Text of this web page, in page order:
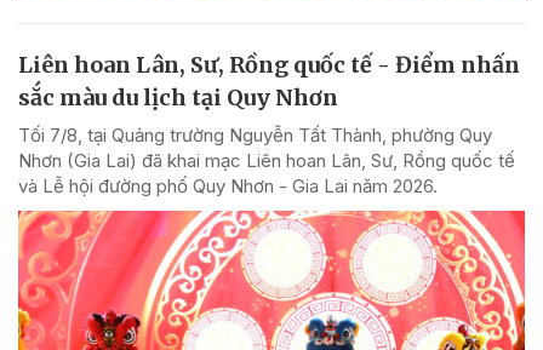
Liên hoan Lân, Sư, Rồng quốc tế - Điểm nhấn
sắc màu du lịch tại Quy Nhơn
Tối 7/8, tại Quảng trường Nguyễn Tất Thành, phường Quy
Nhơn (Gia Lai) đã khai mạc Liên hoan Lân, Sư, Rồng quốc tế
và Lễ hội đường phố Quy Nhơn - Gia Lai năm 2026.